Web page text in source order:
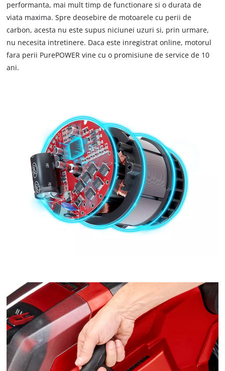
performanta, mai mult timp de functionare si o durata de
viata maxima. Spre deosebire de motoarele cu perii de
carbon, acesta nu este supus niciunei uzuri si, prin urmare,
nu necesita intretinere. Daca este inregistrat online, motorul
fara perii PurePOWER vine cu o promisiune de service de 10
ani.